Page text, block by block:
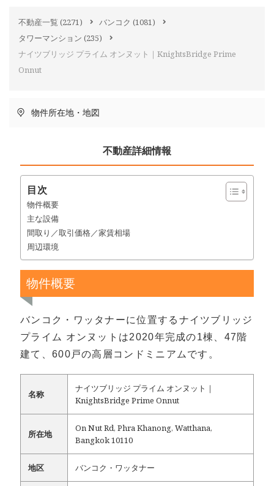
不動産一覧 (2271) バンコク (1081)
タワーマンション (235)
ナイツブリッジ プライム オンヌット｜KnightsBridge Prime
Onnut
物件所在地・地図
不動産詳細情報
目次
物件概要
主な設備
間取り／取引価格／家賃相場
周辺環境
物件概要
バンコク・ワッタナーに位置するナイツブリッジ
プライム オンヌットは2020年完成の1棟、47階
建て、600戸の高層コンドミニアムです。
名称
ナイツブリッジ プライム オンヌット｜
KnightsBridge Prime Onnut
所在地
On Nut Rd, Phra Khanong, Watthana,
Bangkok 10110
地区 バンコク・ワッタナー